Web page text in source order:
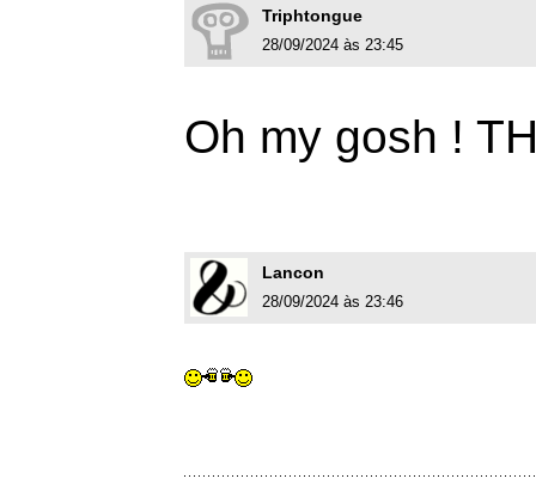
Triphtongue
28/09/2024 às 23:45
Oh my gosh !
Lancon
28/09/2024 às 23:46